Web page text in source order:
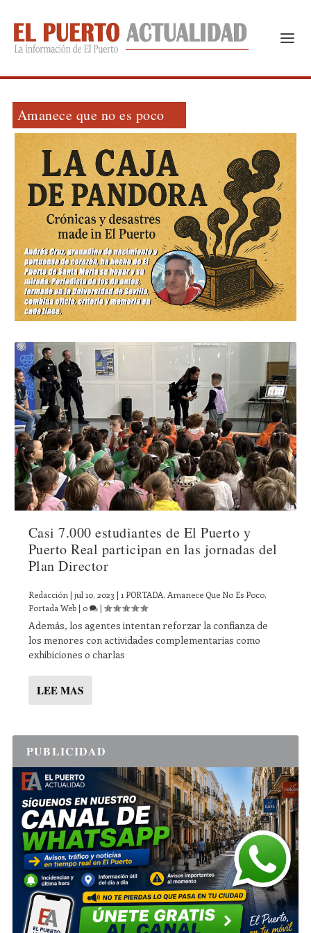
Amanece que no es poco
Casi 7.000 estudiantes de El Puerto y
Puerto Real participan en las jornadas del
Plan Director
Redacción| jul 10, 2023 | 1 PORTADA, Amanece Que No Es Poco,
Portada Web| 0 |
Además, los agentes intentan reforzar la confianza de
los menores con actividades complementarias como
exhibiciones o charlas
LEE MAS
PUBLICIDAD